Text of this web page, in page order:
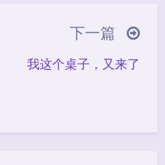
(ノ°ο°)ノ
下一篇
我这个桌子，又来了